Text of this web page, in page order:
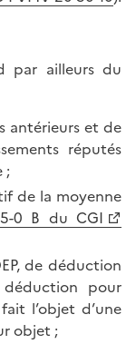
par ailleurs du
antérieurs et de
réputés
;
de la moyenne
0 B du CGI
de déduction
pour
l’objet d’une
objet ;